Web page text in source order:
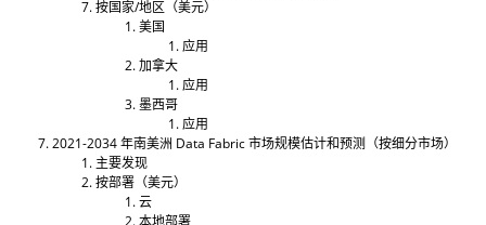
按国家/地区（美元）
美国
应用
加拿大
应用
墨西哥
应用
2021-2034 年南美洲 Data Fabric 市场规模估计和预测（按细分市场）
主要发现
按部署（美元）
云
本地部署